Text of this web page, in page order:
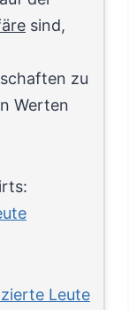
sind,
zu
Werten
Leute